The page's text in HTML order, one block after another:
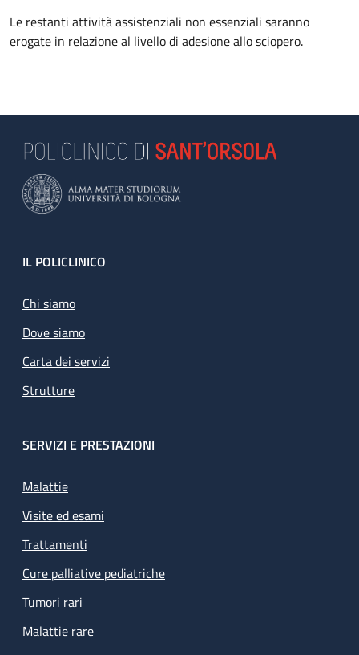
Le restanti attività assistenziali non essenziali saranno
erogate in relazione al livello di adesione allo sciopero.
Footer
IL POLICLINICO
Chi siamo
Dove siamo
Carta dei servizi
Strutture
SERVIZI E PRESTAZIONI
Malattie
Visite ed esami
Trattamenti
Cure palliative pediatriche
Tumori rari
Malattie rare